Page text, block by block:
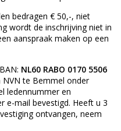
bedragen € 50,-, niet
wordt de inschrijving niet in
aanspraak maken op een
NL60 RABO 0170 5506
NVN te Bemmel onder
ledennummer en
e-mail bevestigd. Heeft u 3
ontvangen, neem